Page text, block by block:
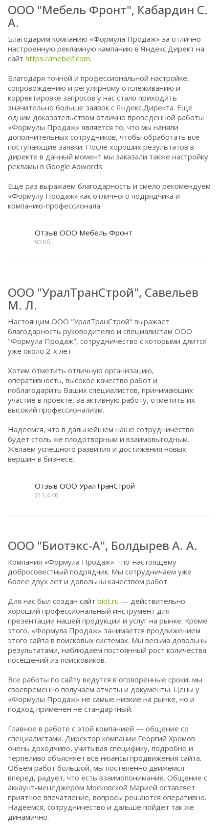
ООО "Мебель Фронт", Кабардин С.
А.
Благодарим компанию «Формула Продаж» за отлично
настроенную рекламную кампанию в Яндекс.Директ на
сайт https://mebelf.com.
Благодаря точной и профессиональной настройке,
сопровождению и регулярному отслеживанию и
корректировке запросов у нас стало приходить
значительно больше заявок с Яндекс.Директа. Еще
одним доказательством отлично проведенной работы
«Формулы Продаж» является то, что мы наняли
дополнительных сотрудников, чтобы обработать все
поступающие заявки. После хороших результатов в
директе в данный момент мы заказали также настройку
рекламы в Google.Adwords.
Еще раз выражаем благодарность и смело рекомендуем
«Формулу Продаж» как отличного подрядчика и
компанию-профессионала.
Отзыв ООО Мебель Фронт
90 Кб
ООО "УралТранСтрой", Савельев
М. Л.
Настоящим ООО "УралТранСтрой" выражает
благодарность руководителю и специалистам ООО
"Формула Продаж", сотрудничество с которыми длится
уже около 2-х лет.
Хотим отметить отличную организацию,
оперативность, высокое качество работ и
поблагодарить Ваших специалистов, принимающих
участие в проекте, за активную работу, отметить их
высокий профессионализм.
Надеемся, что в дальнейшем наше сотрудничество
будет столь же плодотворным и взаимовыгодным.
Желаем успешного развития и достижения новых
вершин в бизнесе.
Отзыв ООО УралТранСтрой
211.4 Кб
ООО "Биотэкс-А", Болдырев А. А.
Компания «Формула Продаж» - по-настоящему
добросовестный подрядчик. Мы сотрудничаем уже
более двух лет и довольны качеством работ.
Для нас был создан сайт biot.ru — действительно
хороший профессиональный инструмент для
презентации нашей продукции и услуг на рынке. Кроме
этого, «Формула Продаж» занимается продвижением
этого сайта в поисковых системах. Мы весьма довольны
результатами, наблюдаем постоянный рост количества
посещений из поисковиков.
Все работы по сайту ведутся в оговоренные сроки, мы
своевременно получаем отчеты и документы. Цены у
«Формулы Продаж» не самые низкие на рынке, но и
подход применен не стандартный.
Главное в работе с этой компанией — общение со
специалистами. Директор компании Георгий Хромов
очень доходчиво, учитывая специфику, подробно и
терпеливо объясняет все нюансы продвижения сайта.
Объем работ большой, мы постепенно движемся
вперед, радует, что есть взаимопонимание. Общение с
аккаунт-менеджером Московской Марией оставляет
приятное впечатление, вопросы решаются оперативно.
Надеемся, сотрудничество и дальше пойдет так же
динамично.